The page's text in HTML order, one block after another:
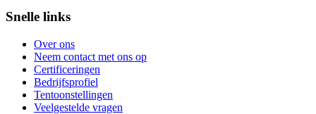
Snelle links
Over ons
Neem contact met ons op
Certificeringen
Bedrijfsprofiel
Tentoonstellingen
Veelgestelde vragen